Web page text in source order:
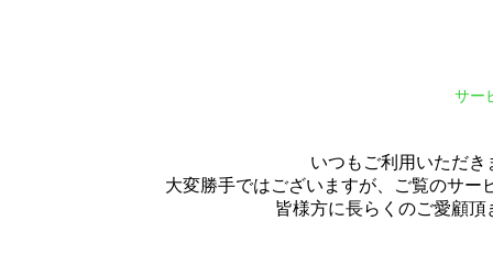
サー
いつもご利用いただ
大変勝手ではございますが、ご覧のサー
皆様方に長らくのご愛顧